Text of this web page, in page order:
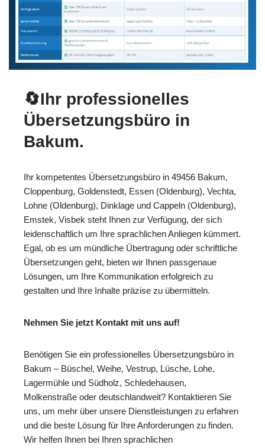
🔄Ihr professionelles
Übersetzungsbüro in
Bakum.
Ihr kompetentes Übersetzungsbüro in 49456 Bakum,
Cloppenburg, Goldenstedt, Essen (Oldenburg), Vechta,
Lohne (Oldenburg), Dinklage und Cappeln (Oldenburg),
Emstek, Visbek steht Ihnen zur Verfügung, der sich
leidenschaftlich um Ihre sprachlichen Anliegen kümmert.
Egal, ob es um mündliche Übertragung oder schriftliche
Übersetzungen geht, bieten wir Ihnen passgenaue
Lösungen, um Ihre Kommunikation erfolgreich zu
gestalten und Ihre Inhalte präzise zu übermitteln.
Nehmen Sie jetzt Kontakt mit uns auf!
Benötigen Sie ein professionelles Übersetzungsbüro in
Bakum – Büschel, Weihe, Vestrup, Lüsche, Lohe,
Lagermühle und Südholz, Schledehausen,
Molkenstraße oder deutschlandweit? Kontaktieren Sie
uns, um mehr über unsere Dienstleistungen zu erfahren
und die beste Lösung für Ihre Anforderungen zu finden.
Wir helfen Ihnen bei Ihren sprachlichen